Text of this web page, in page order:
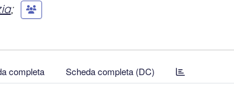
;
completa Scheda completa (DC)